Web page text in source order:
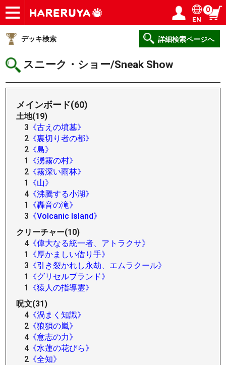
ショップ
買取
記事
デッキ検索
デッキ構築
選手一覧
店舗一覧
イベント
ヘルプ
お問い合わせ ログイン／会員登録
EN
0
デッキ検索 詳細検索ページへ
スニーク・ショー/Sneak Show
メインボード(60)
土地(19)
3 《古えの墳墓》
2 《裏切り者の都》
2 《島》
1
《湧霧の村》
2 《霧深い雨林》
1
《山》
4 《沸騰する小湖》
1
《轟音の滝》
3 《Volcanic Island》
クリーチャー(10)
4 《偉大なる統一者、アトラクサ》
1
《厚かましい借り手》
3 《引き裂かれし永劫、エムラクール》
1
《グリセルブランド》
1
《猿人の指導霊》
呪文(31)
4 《渦まく知識》
2 《狼狽の嵐》
4 《意志の力》
4 《水蓮の花びら》
2 《全知》